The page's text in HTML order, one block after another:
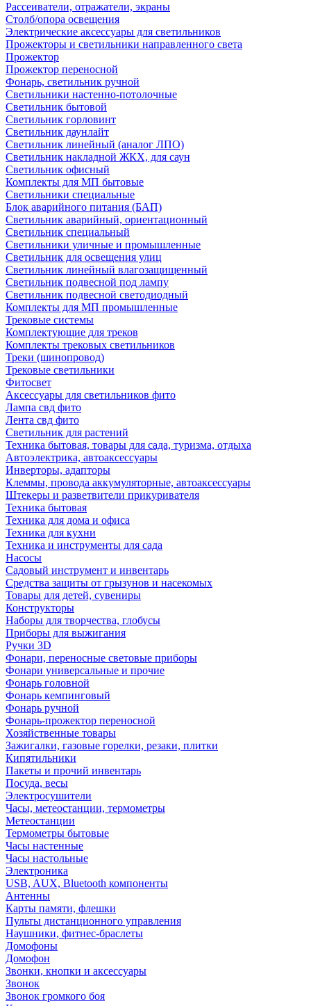
Рассеиватели, отражатели, экраны
Столб/опора освещения
Электрические аксессуары для светильников
Прожекторы и светильники направленного света
Прожектор
Прожектор переносной
Фонарь, светильник ручной
Светильники настенно-потолочные
Светильник бытовой
Светильник горловинт
Светильник даунлайт
Светильник линейный (аналог ЛПО)
Светильник накладной ЖКХ, для саун
Светильник офисный
Комплекты для МП бытовые
Светильники специальные
Блок аварийного питания (БАП)
Светильник аварийный, ориентационный
Светильник специальный
Светильники уличные и промышленные
Светильник для освещения улиц
Светильник линейный влагозащищенный
Светильник подвесной под лампу
Светильник подвесной светодиодный
Комплекты для МП промышленные
Трековые системы
Комплектующие для треков
Комплекты трековых светильников
Треки (шинопровод)
Трековые светильники
Фитосвет
Аксессуары для светильников фито
Лампа свд фито
Лента свд фито
Светильник для растений
Техника бытовая, товары для сада, туризма, отдыха
Автоэлектрика, автоаксессуары
Инверторы, адапторы
Клеммы, провода аккумуляторные, автоаксессуары
Штекеры и разветвители прикуривателя
Техника бытовая
Техника для дома и офиса
Техника для кухни
Техника и инструменты для сада
Насосы
Садовый инструмент и инвентарь
Средства защиты от грызунов и насекомых
Товары для детей, сувениры
Конструкторы
Наборы для творчества, глобусы
Приборы для выжигания
Ручки 3D
Фонари, переносные световые приборы
Фонари универсальные и прочие
Фонарь головной
Фонарь кемпинговый
Фонарь ручной
Фонарь-прожектор переносной
Хозяйственные товары
Зажигалки, газовые горелки, резаки, плитки
Кипятильники
Пакеты и прочий инвентарь
Посуда, весы
Электросушители
Часы, метеостанции, термометры
Метеостанции
Термометры бытовые
Часы настенные
Часы настольные
Электроника
USB, AUX, Bluetooth компоненты
Антенны
Карты памяти, флешки
Пульты дистанционного управления
Наушники, фитнес-браслеты
Домофоны
Домофон
Звонки, кнопки и аксессуары
Звонок
Звонок громкого боя